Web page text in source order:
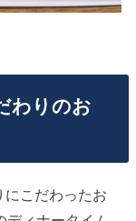
わりのお
にこだわったお